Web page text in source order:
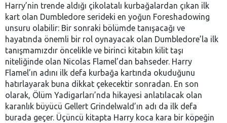
Harry’nin trende aldığı çikolatalı kurbağalardan çıkan ilk
kart olan Dumbledore serideki en yoğun Foreshadowing
unsuru olabilir: Bir sonraki bölümde tanışacağı ve
hayatında önemli bir rol oynayacak olan Dumbledore’la ilk
tanışmamızdır öncelikle ve birinci kitabın kilit taşı
niteliğinde olan Nicolas Flamel’dan bahseder. Harry
Flamel’ın adını ilk defa kurbağa kartında okuduğunu
hatırlayarak buna dikkat çekecektir sonradan. En son
olarak, Ölüm Yadigarları’nda hikayesi anlatılacak olan
karanlık büyücü Gellert Grindelwald’ın adı da ilk defa
burada geçer. Üçüncü kitapta Harry koca kara bir köpeğin